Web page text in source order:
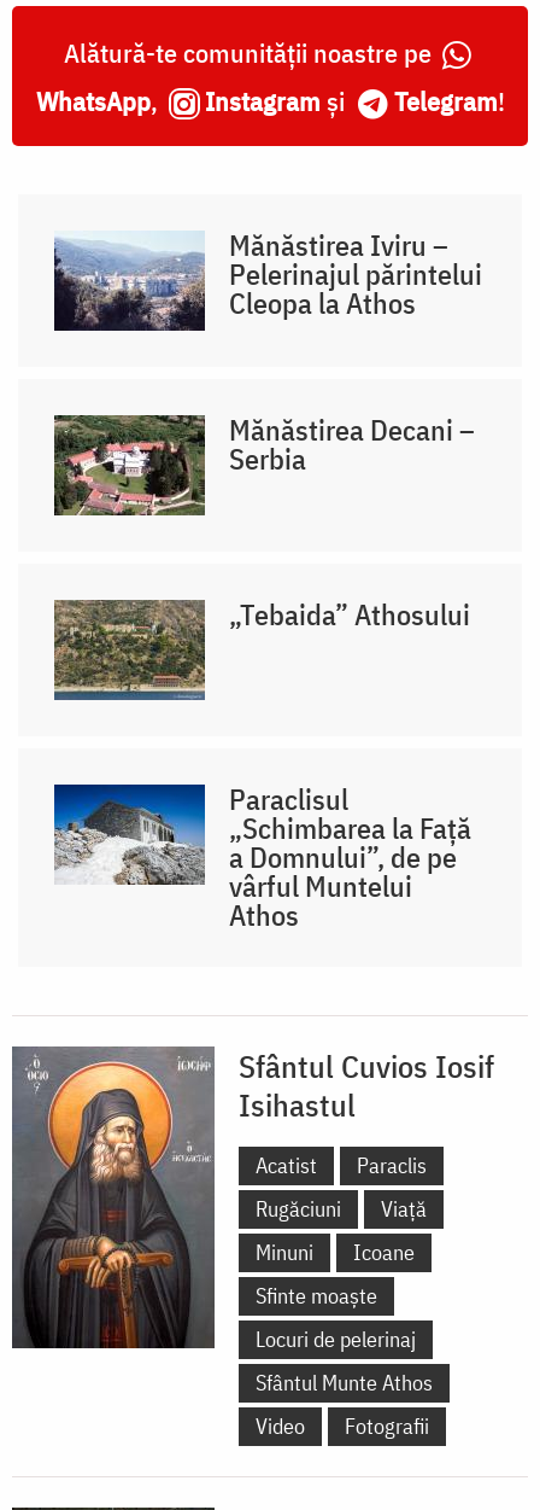
Alătură-te comunității noastre pe
WhatsApp, Instagram și Telegram!
Mănăstirea Iviru –
Pelerinajul părintelui
Cleopa la Athos
Mănăstirea Decani –
Serbia
„Tebaida” Athosului
Paraclisul
„Schimbarea la Față
a Domnului”, de pe
vârful Muntelui
Athos
Sfântul Cuvios Iosif
Isihastul
Acatist
Paraclis
Rugăciuni
Viață
Minuni
Icoane
Sfinte moaște
Locuri de pelerinaj
Sfântul Munte Athos
Video
Fotografii